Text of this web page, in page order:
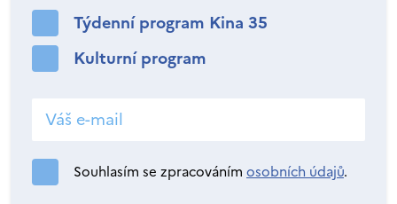
Týdenní program Kina 35
Kulturní program
Souhlasím se zpracováním osobních údajů.